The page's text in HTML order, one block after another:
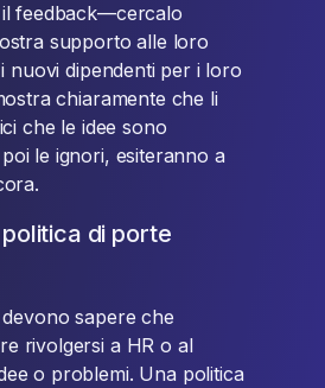
feedback—cercalo
supporto alle loro
nuovi dipendenti per i loro
chiaramente che li
che le idee sono
le ignori, esiteranno a
di porte
sapere che
rivolgersi a HR o al
o problemi. Una politica